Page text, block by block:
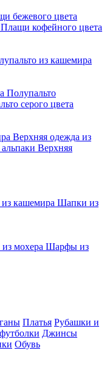
бежевого цвета
Плащи кофейного цвета
из кашемира
Полупальто
серого цвета
Верхняя одежда из
Верхняя
кашемира Шапки из
мохера Шарфы из
Платья Рубашки и
Джинсы
Обувь